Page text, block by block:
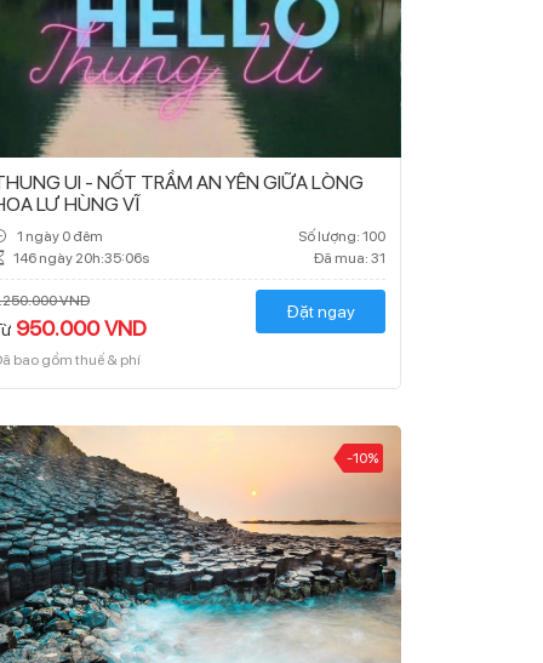
UI - NỐT TRẦM AN YÊN GIỮA LÒNG
LƯ HÙNG VĨ
1 ngày 0 đêm
Số lượng: 100
146 ngày 20h:35:05s
Đã mua: 31
VND
950.000 VND
bao gồm thuế & phí
Đặt ngay
-10%